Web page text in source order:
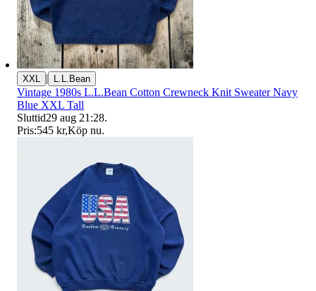
XXL | L.L.Bean
Vintage 1980s L.L.Bean Cotton Crewneck Knit Sweater Navy
Blue XXL Tall
Sluttid29 aug 21:28.
Pris:545 kr,Köp nu.